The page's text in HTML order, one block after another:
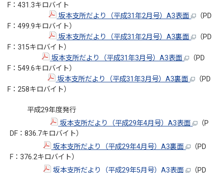
F：431.3キロバイト
坂本支所だより（平成31年2月号）A3表面
（PD
F：499.9キロバイト）
坂本支所だより（平成31年2月号）A3裏面
（PD
F：315キロバイト）
坂本支所だより（平成31年3月号）A3表面
（PD
F：549.6キロバイト）
坂本支所だより（平成31年3月号）A3裏面
（PD
F：258キロバイト）
平成29年度発行
坂本支所だより（平成29年4月号）A3表面
（P
DF：836.7キロバイト）
坂本支所だより（平成29年4月号）A3裏面
（PD
F：376.2キロバイト）
坂本支所だより（平成29年5月号）A3表面
（PD